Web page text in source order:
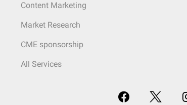
Content Marketing
Market Research
CME sponsorship
All Services